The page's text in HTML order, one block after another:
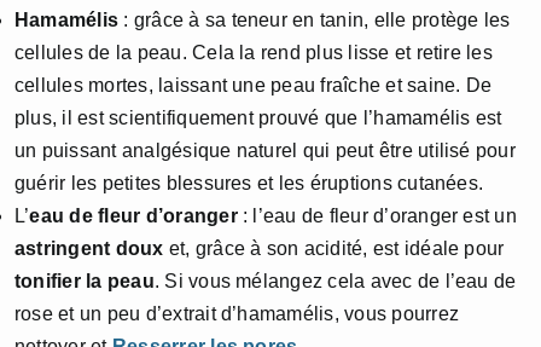
Hamamélis : grâce à sa teneur en tanin, elle protège les
cellules de la peau. Cela la rend plus lisse et retire les
cellules mortes, laissant une peau fraîche et saine. De
plus, il est scientifiquement prouvé que l’hamamélis est
un puissant analgésique naturel qui peut être utilisé pour
guérir les petites blessures et les éruptions cutanées.
L’eau de fleur d’oranger: l’eau de fleur d’oranger est un
astringent doux et, grâce à son acidité, est idéale pour
tonifier la peau. Si vous mélangez cela avec de l’eau de
rose et un peu d’extrait d’hamamélis, vous pourrez